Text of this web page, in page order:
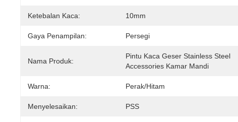
Ketebalan Kaca: 10mm
Gaya Penampilan: Persegi
Nama Produk:
Pintu Kaca Geser Stainless Steel
Accessories Kamar Mandi
Warna: Perak/hitam
Menyelesaikan: PSS